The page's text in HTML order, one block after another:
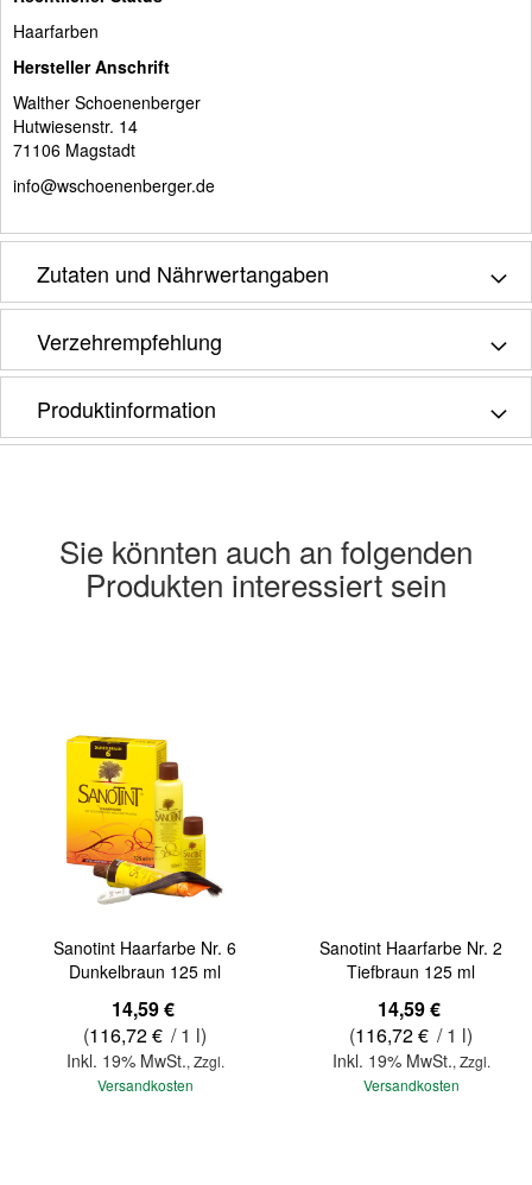
Haarfarben
Hersteller Anschrift
Walther Schoenenberger
Hutwiesenstr. 14
71106 Magstadt
info@wschoenenberger.de
Zutaten und Nährwertangaben
Verzehrempfehlung
Produktinformation
Sie könnten auch an folgenden
Produkten interessiert sein
Sanotint Haarfarbe Nr. 6
Dunkelbraun 125 ml
14,59 €
(116,72 € / 1 l)
Inkl. 19% MwSt., Zzgl.
Versandkosten
Sanotint Haarfarbe Nr. 2
Tiefbraun 125 ml
14,59 €
(116,72 € / 1 l)
Inkl. 19% MwSt., Zzgl.
Versandkosten